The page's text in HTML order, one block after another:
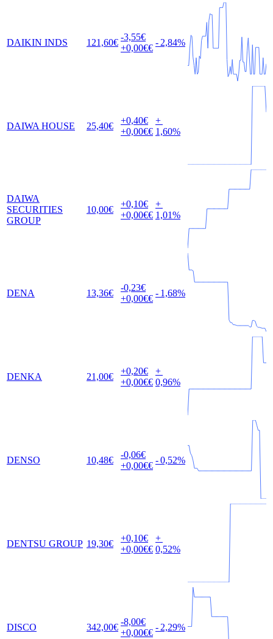
DAIKIN INDS 121,60€
-3,55€
+0,00€€
-2,84%
DAIWA HOUSE 25,40€
+0,40€
+0,00€€
+
1,60%
DAIWA
SECURITIES
GROUP
10,00€
+0,10€
+0,00€€
+
1,01%
DENA 13,36€
-0,23€
+0,00€€
- 1,68%
DENKA 21,00€
+0,20€
+0,00€€
+
0,96%
DENSO 10,48€
-0,06€
+0,00€€
-0,52%
DENTSU GROUP 19,30€
+0,10€
+0,00€€
+
0,52%
DISCO 342,00€
-8,00€
+0,00€€
-2,29%